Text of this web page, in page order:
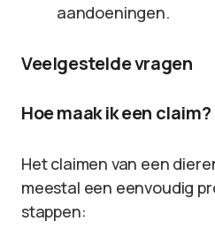
aandoeningen.
Veelgestelde vragen
Hoe maak ik een claim?
Het claimen van een
meestal een eenvoudig
stappen: